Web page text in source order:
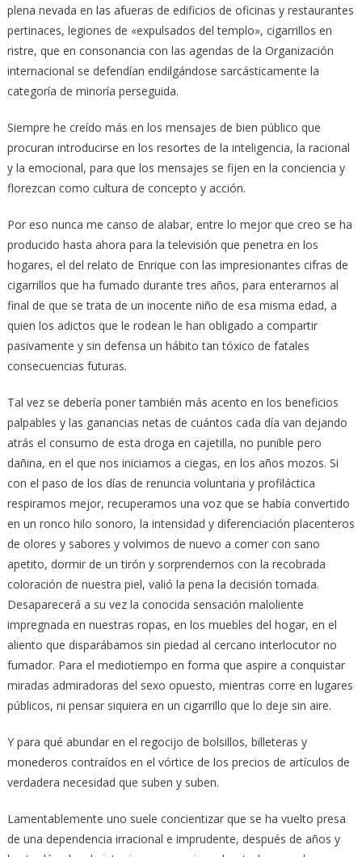
plena nevada en las afueras de edificios de oficinas y restaurantes
pertinaces, legiones de «expulsados del templo», cigarrillos en
ristre, que en consonancia con las agendas de la Organización
internacional se defendían endilgándose sarcásticamente la
categoría de minoría perseguida.
Siempre he creído más en los mensajes de bien público que
procuran introducirse en los resortes de la inteligencia, la racional
y la emocional, para que los mensajes se fijen en la conciencia y
florezcan como cultura de concepto y acción.
Por eso nunca me canso de alabar, entre lo mejor que creo se ha
producido hasta ahora para la televisión que penetra en los
hogares, el del relato de Enrique con las impresionantes cifras de
cigarrillos que ha fumado durante tres años, para enterarnos al
final de que se trata de un inocente niño de esa misma edad, a
quien los adictos que le rodean le han obligado a compartir
pasivamente y sin defensa un hábito tan tóxico de fatales
consecuencias futuras.
Tal vez se debería poner también más acento en los beneficios
palpables y las ganancias netas de cuántos cada día van dejando
atrás el consumo de esta droga en cajetilla, no punible pero
dañina, en el que nos iniciamos a ciegas, en los años mozos. Si
con el paso de los días de renuncia voluntaria y profiláctica
respiramos mejor, recuperamos una voz que se había convertido
en un ronco hilo sonoro, la intensidad y diferenciación placenteros
de olores y sabores y volvimos de nuevo a comer con sano
apetito, dormir de un tirón y sorprendernos con la recobrada
coloración de nuestra piel, valió la pena la decisión tomada.
Desaparecerá a su vez la conocida sensación maloliente
impregnada en nuestras ropas, en los muebles del hogar, en el
aliento que disparábamos sin piedad al cercano interlocutor no
fumador. Para el mediotiempo en forma que aspire a conquistar
miradas admiradoras del sexo opuesto, mientras corre en lugares
públicos, ni pensar siquiera en un cigarrillo que lo deje sin aire.
Y para qué abundar en el regocijo de bolsillos, billeteras y
monederos contraídos en el vórtice de los precios de artículos de
verdadera necesidad que suben y suben.
Lamentablemente uno suele concientizar que se ha vuelto presa
de una dependencia irracional e imprudente, después de años y